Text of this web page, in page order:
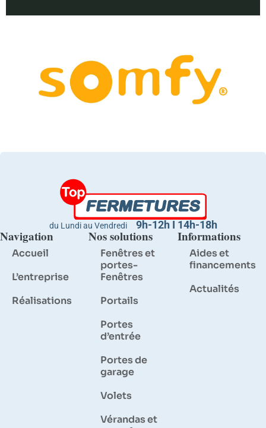
du Lundi au Vendredi 9h-12h I 14h-18h
Navigation
Accueil
L’entreprise
Réalisations
Nos solutions
Fenêtres et
portes-
Fenêtres
Portails
Portes
d’entrée
Portes de
garage
Volets
Vérandas et
Informations
Aides et
financements
Actualités